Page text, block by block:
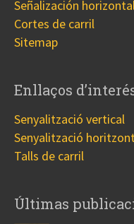
Señalización
Cortes de carril
Sitemap
Enllaços
Senyalització vertical
Senyalització
Talls de carril
Últimas